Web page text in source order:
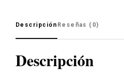
Descripción Reseñas (0)
Descripción